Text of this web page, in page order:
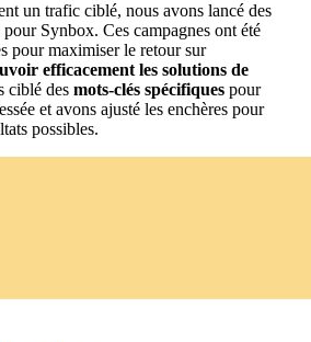
un trafic ciblé, nous avons lancé des
pour Synbox. Ces campagnes ont été
pour maximiser le retour sur
efficacement les solutions de
ciblé des mots-clés spécifiques pour
et avons ajusté les enchères pour
possibles.